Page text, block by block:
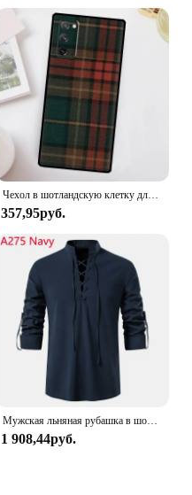
Чехол в шотландскую клетку для Samsung Galaxy S24 Ultra S21 S22 S23 Plus S20 FE S8 S9 S10 Note 10 20
357,95руб.
Мужская льняная рубашка в шотландском стиле Jacobite Ghillie Kilt, средневековая в готическом стиле, стиле ренессанс, мужская рубашка на шнуровке, костюм пирата, футболка
1 908,44руб.